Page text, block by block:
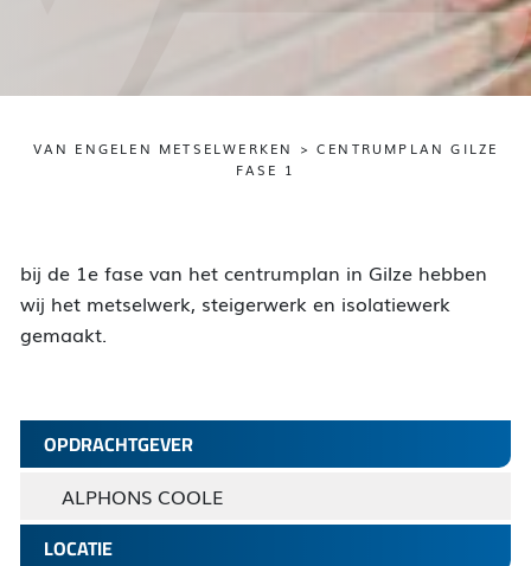
VAN ENGELEN METSELWERKEN > CENTRUMPLAN GILZE
FASE 1
bij de 1e fase van het centrumplan in Gilze hebben
wij het metselwerk, steigerwerk en isolatiewerk
gemaakt.
OPDRACHTGEVER
ALPHONS COOLE
LOCATIE